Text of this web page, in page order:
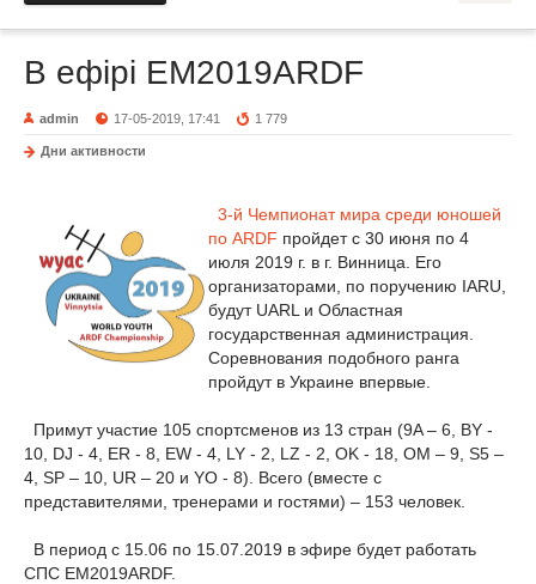
В ефірі EM2019ARDF
admin 17-05-2019, 17:41 1 779
Дни активности
3-й Чемпионат мира среди юношей
по ARDF пройдет с 30 июня по 4
июля 2019 г. в г. Винница. Его
организаторами, по поручению IARU,
будут UARL и Областная
государственная администрация.
Соревнования подобного ранга
пройдут в Украине впервые.
Примут участие 105 спортсменов из 13 стран (9A – 6, BY -
10, DJ - 4, ER - 8, EW - 4, LY - 2, LZ - 2, OK - 18, OM – 9, S5 –
4, SP – 10, UR – 20 и YO - 8). Всего (вместе с
представителями, тренерами и гостями) – 153 человек.
В период с 15.06 по 15.07.2019 в эфире будет работать
СПС EM2019ARDF.